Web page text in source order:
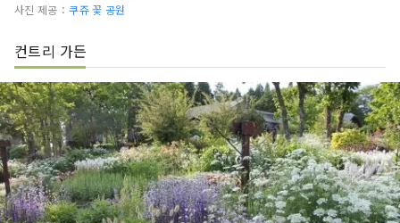
사진 제공：쿠쥬 꽃 공원
컨트리 가든